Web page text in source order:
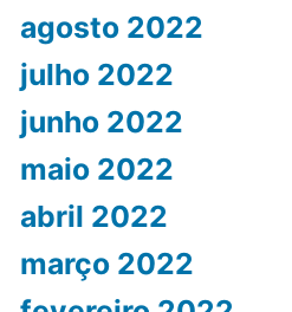
agosto 2022
julho 2022
junho 2022
maio 2022
abril 2022
março 2022